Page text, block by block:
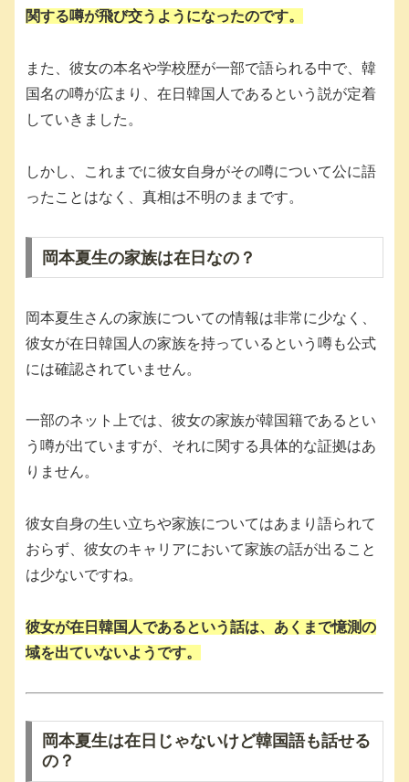
関する噂が飛び交うようになったのです。
また、彼女の本名や学校歴が一部で語られる中で、韓
国名の噂が広まり、在日韓国人であるという説が定着
していきました。
しかし、これまでに彼女自身がその噂について公に語
ったことはなく、真相は不明のままです。
岡本夏生の家族は在日なの？
岡本夏生さんの家族についての情報は非常に少なく、
彼女が在日韓国人の家族を持っているという噂も公式
には確認されていません。
一部のネット上では、彼女の家族が韓国籍であるとい
う噂が出ていますが、それに関する具体的な証拠はあ
りません。
彼女自身の生い立ちや家族についてはあまり語られて
おらず、彼女のキャリアにおいて家族の話が出ること
は少ないですね。
彼女が在日韓国人であるという話は、あくまで憶測の
域を出ていないようです。
岡本夏生は在日じゃないけど韓国語も話せる
の？